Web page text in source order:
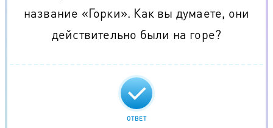
название «Горки». Как вы думаете, они
действительно были на горе?
ОТВЕТ